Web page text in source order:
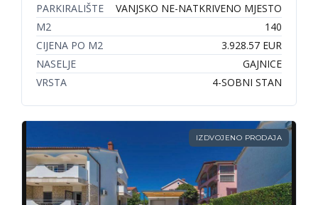
PARKIRALIŠTE
VANJSKO NE-NATKRIVENO MJESTO
M2
140
CIJENA PO M2
3.928.57 EUR
NASELJE
GAJNICE
VRSTA
4-SOBNI STAN
IZDVOJENO PRODAJA